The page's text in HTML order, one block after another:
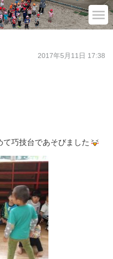
2017年5月11日 17:38
巧技台であそびました